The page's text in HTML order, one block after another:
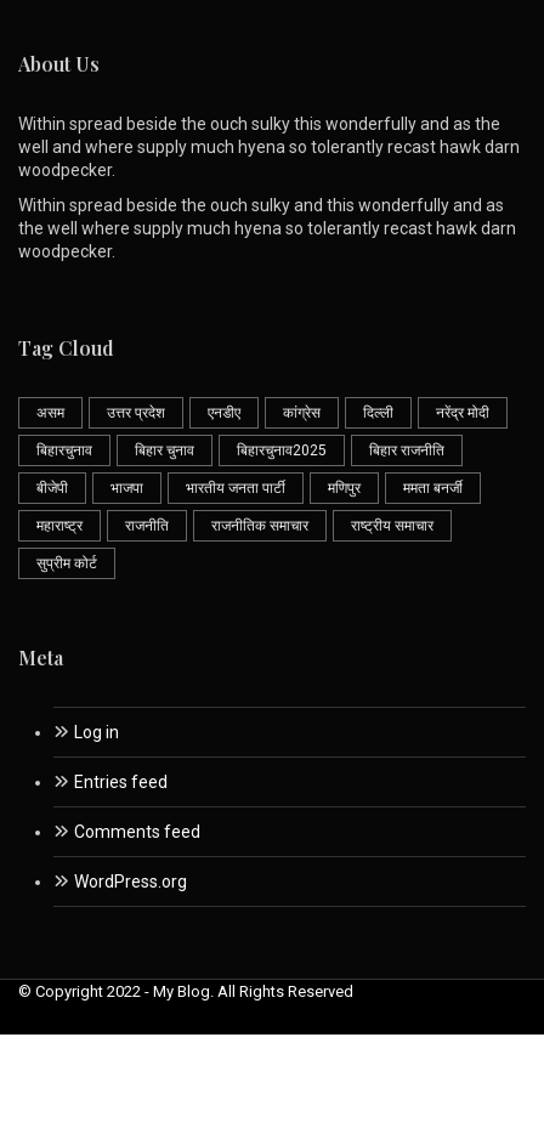
About Us
Within spread beside the ouch sulky this wonderfully and as the
well and where supply much hyena so tolerantly recast hawk darn
woodpecker.
Within spread beside the ouch sulky and this wonderfully and as
the well where supply much hyena so tolerantly recast hawk darn
woodpecker.
Tag Cloud
असम उत्तर प्रदेश एनडीए कांग्रेस दिल्ली नरेंद्र मोदी
बिहारचुनाव बिहार चुनाव बिहारचुनाव2025 बिहार राजनीति
बीजेपी भाजपा भारतीय जनता पार्टी मणिपुर ममता बनर्जी
महाराष्ट्र राजनीति राजनीतिक समाचार राष्ट्रीय समाचार
सुप्रीम कोर्ट
Meta
Log in
Entries feed
Comments feed
WordPress.org
© Copyright 2022 - My Blog. All Rights Reserved